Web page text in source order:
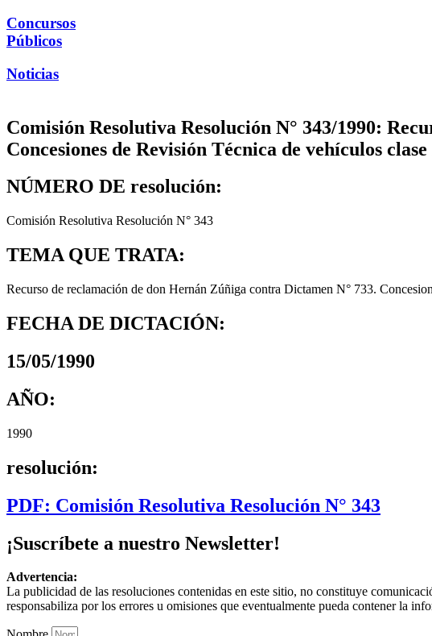
Concursos
Públicos
Noticias
Comisión Resolutiva Resolución N° 343/1990:
Concesiones de Revisión Técnica de vehículos clase
NÚMERO DE resolución:
Comisión Resolutiva Resolución N° 343
TEMA QUE TRATA:
Recurso de reclamación de don Hernán Zúñiga contra Dictamen N° 733.
FECHA DE DICTACIÓN:
15/05/1990
AÑO:
1990
resolución:
PDF: Comisión Resolutiva Resolución N° 343
¡Suscríbete a nuestro Newsletter!
Advertencia:
La publicidad de las resoluciones contenidas en este sitio, no constituye
responsabiliza por los errores u omisiones que eventualmente pueda contener la